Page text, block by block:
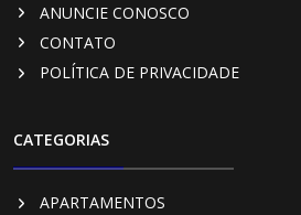
ANUNCIE CONOSCO
CONTATO
POLÍTICA DE PRIVACIDADE
CATEGORIAS
APARTAMENTOS